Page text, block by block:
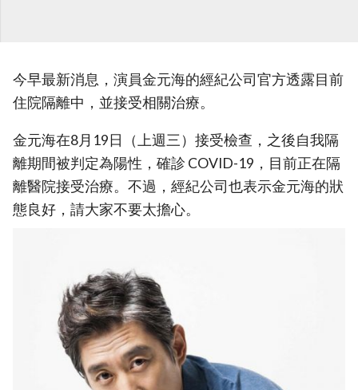
今早最新消息，演員金元海的經紀公司官方透露目前
住院隔離中，並接受相關治療。
金元海在8月19日（上週三）接受檢查，之後自我隔
離期間被判定為陽性，確診 COVID-19，目前正在隔
離醫院接受治療。不過，經紀公司也表示金元海的狀
態良好，請大家不要太擔心。